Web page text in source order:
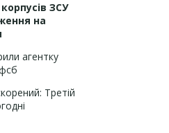
ЗСУ
на
агентку
Третій